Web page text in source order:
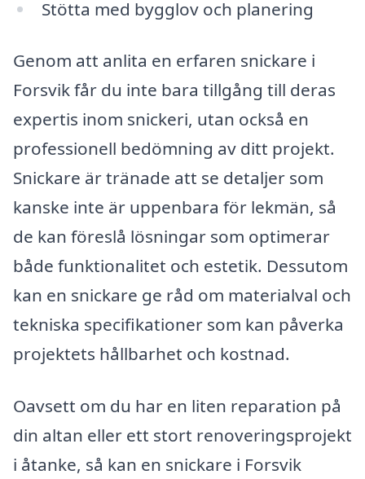
Stötta med bygglov och planering
Genom att anlita en erfaren snickare i
Forsvik får du inte bara tillgång till deras
expertis inom snickeri, utan också en
professionell bedömning av ditt projekt.
Snickare är tränade att se detaljer som
kanske inte är uppenbara för lekmän, så
de kan föreslå lösningar som optimerar
både funktionalitet och estetik. Dessutom
kan en snickare ge råd om materialval och
tekniska specifikationer som kan påverka
projektets hållbarhet och kostnad.
Oavsett om du har en liten reparation på
din altan eller ett stort renoveringsprojekt
i åtanke, så kan en snickare i Forsvik